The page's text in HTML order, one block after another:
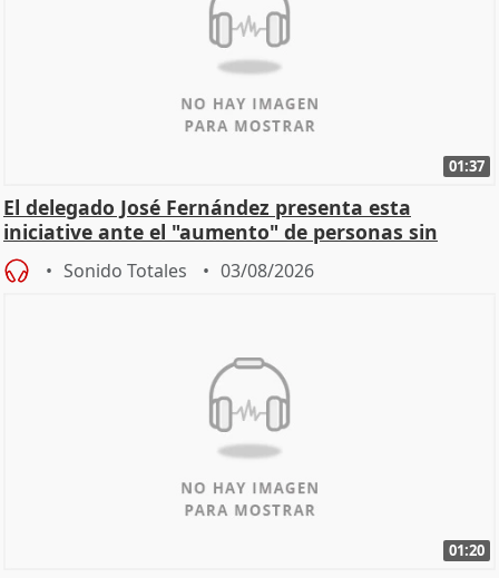
01:37
El delegado José Fernández presenta esta
iniciative ante el "aumento" de personas sin
hogar en Madri
Sonido Totales 03/08/2026
01:20